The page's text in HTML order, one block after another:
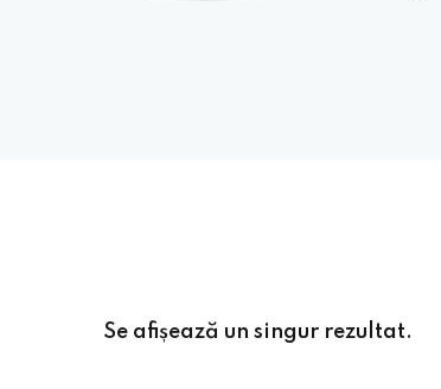
Se afișează un singur rezultat.